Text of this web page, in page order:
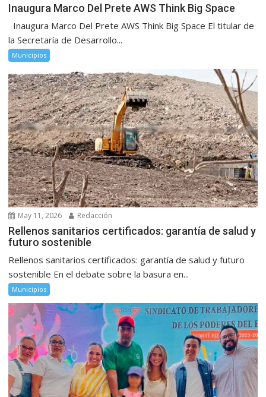
Inaugura Marco Del Prete AWS Think Big Space
Inaugura Marco Del Prete AWS Think Big Space El titular de
la Secretaría de Desarrollo...
Municipios
May 11, 2026 Redacción
Rellenos sanitarios certificados: garantía de salud y
futuro sostenible
Rellenos sanitarios certificados: garantía de salud y futuro
sostenible En el debate sobre la basura en...
Municipios